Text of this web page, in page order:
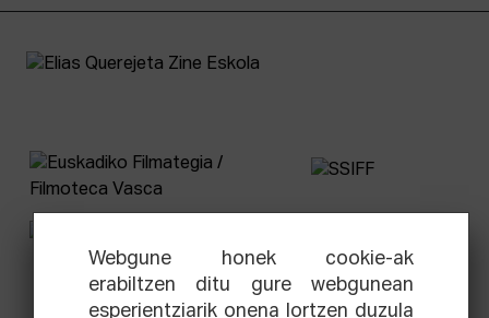
Webgune honek cookie-ak
erabiltzen ditu gure webgunean
esperientziarik onena lortzen duzula